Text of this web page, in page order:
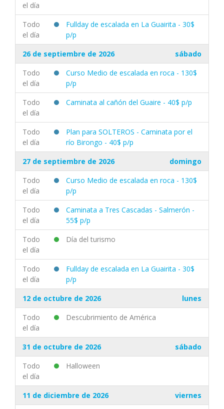
el día
Todo
el día
Fullday de escalada en La Guairita - 30$
p/p
26 de septiembre de 2026
sábado
Todo
el día
Curso Medio de escalada en roca - 130$
p/p
Todo
el día
Caminata al cañón del Guaire - 40$ p/p
Todo
el día
Plan para SOLTEROS - Caminata por el
río Birongo - 40$ p/p
27 de septiembre de 2026
domingo
Todo
el día
Curso Medio de escalada en roca - 130$
p/p
Todo
el día
Caminata a Tres Cascadas - Salmerón -
55$ p/p
Todo
el día
Día del turismo
Todo
el día
Fullday de escalada en La Guairita - 30$
p/p
12 de octubre de 2026
lunes
Todo
el día
Descubrimiento de América
31 de octubre de 2026
sábado
Todo
el día
Halloween
11 de diciembre de 2026
viernes